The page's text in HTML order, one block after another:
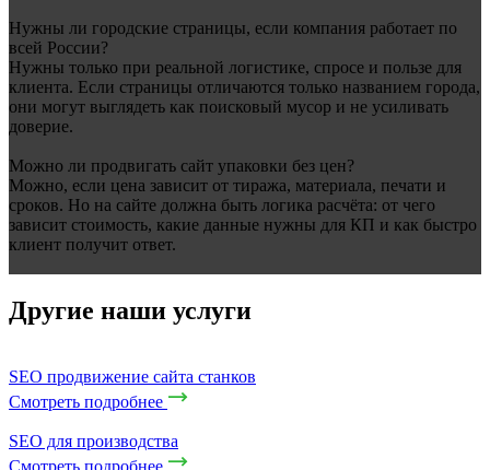
Нужны ли городские страницы, если компания работает по
всей России?
Нужны только при реальной логистике, спросе и пользе для
клиента. Если страницы отличаются только названием города,
они могут выглядеть как поисковый мусор и не усиливать
доверие.
Можно ли продвигать сайт упаковки без цен?
Можно, если цена зависит от тиража, материала, печати и
сроков. Но на сайте должна быть логика расчёта: от чего
зависит стоимость, какие данные нужны для КП и как быстро
клиент получит ответ.
Другие наши услуги
SEO продвижение сайта станков
Смотреть подробнее
SEO для производства
Смотреть подробнее